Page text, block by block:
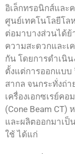
อิเล็กทรอนิกส์และ
ศูนย์เทคโนโลยีโล
ต่อมาบางส่วนได้ย้
ความสะดวกและเ
กัน โดยการดำเนิ
ตั้งแต่การออกแบ
สากล จนกระทั่งถ่
เครื่องเอกซเรย์ค
(Cone Beam CT)
และผลิตออกมาเป็
ใช้ ได้แก่